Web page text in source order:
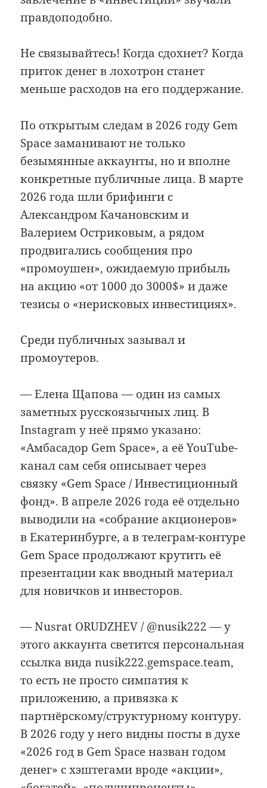
правдоподобно.
Не связывайтесь! Когда сдохнет? Когда
приток денег в лохотрон станет
меньше расходов на его поддержание.
По открытым следам в 2026 году Gem
Space заманивают не только
безымянные аккаунты, но и вполне
конкретные публичные лица. В марте
2026 года шли брифинги с
Александром Качановским и
Валерием Остриковым, а рядом
продвигались сообщения про
«промоушен», ожидаемую прибыль
на акцию «от 1000 до 3000$» и даже
тезисы о «нерисковых инвестициях».
Среди публичных зазывал и
промоутеров.
— Елена Щапова — один из самых
заметных русскоязычных лиц. В
Instagram у неё прямо указано:
«Амбасадор Gem Space», а её YouTube-
канал сам себя описывает через
связку «Gem Space / Инвестиционный
фонд». В апреле 2026 года её отдельно
выводили на «собрание акционеров»
в Екатеринбурге, а в телеграм-контуре
Gem Space продолжают крутить её
презентации как вводный материал
для новичков и инвесторов.
— Nusrat ORUDZHEV / @nusik222 — у
этого аккаунта светится персональная
ссылка вида nusik222.gemspace.team,
то есть не просто симпатия к
приложению, а привязка к
партнёрскому/структурному контуру.
В 2026 году у него видны посты в духе
«2026 год в Gem Space назван годом
денег» с хэштегами вроде «акции»,